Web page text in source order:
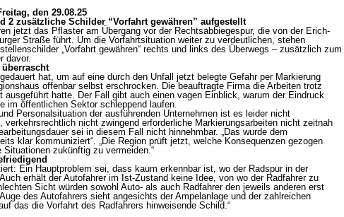
den 29.08.25
2 zusätzliche Schilder “Vorfahrt gewähren” aufgestellt
jetzt das Pflaster am Übergang vor der Rechtsabbiegespur, die von der Erich-
Straße führt. Um die Vorfahrtsituation weiter zu verdeutlichen, stehen
„Vorfahrt gewähren“ rechts und links des Überwegs – zusätzlich zum
davor.
hat, um auf eine durch den Unfall jetzt belegte Gefahr per Markierung
offenbar selbst erschrocken. Die beauftragte Firma die Arbeiten trotz
ausgeführt hatte. Der Fall gibt auch einen vagen Einblick, warum der Eindruck
im öffentlichen Sektor schleppend laufen.
Personalsituation der ausführenden Unternehmen ist es leider nicht
verkehrsrechtlich nicht zwingend erforderliche Markierungsarbeiten nicht zeitnah
sei in diesem Fall nicht hinnehmbar. „Das wurde dem
klar kommuniziert“. „Die Region prüft jetzt, welche Konsequenzen gezogen
zukünftig zu vermeiden.“
Ein Hauptproblem sei, dass kaum erkennbar ist, wo der Radspur in der
erhält der Autofahrer im Ist-Zustand keine Idee, von wo der Radfahrer zu
Sicht würden sowohl Auto- als auch Radfahrer den jeweils anderen erst
des Autofahrers sieht angesichts der Ampelanlage und der zahlreichen
das die Vorfahrt des Radfahrers hinweisende Schild.“